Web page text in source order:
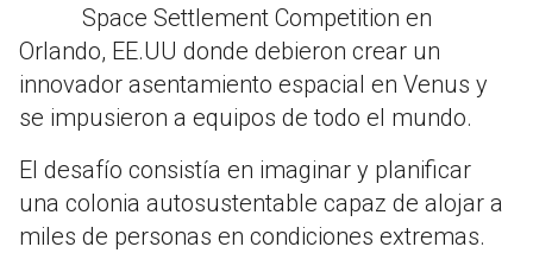
Space Settlement Competition en
Orlando, EE.UU donde debieron crear un
innovador asentamiento espacial en Venus y
se impusieron a equipos de todo el mundo.
El desafío consistía en imaginar y planificar
una colonia autosustentable capaz de alojar a
miles de personas en condiciones extremas.